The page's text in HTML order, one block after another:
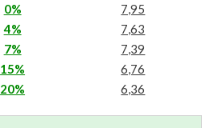
0%
7,95
4%
7,63
7%
7,39
15%
6,76
20% 6,36